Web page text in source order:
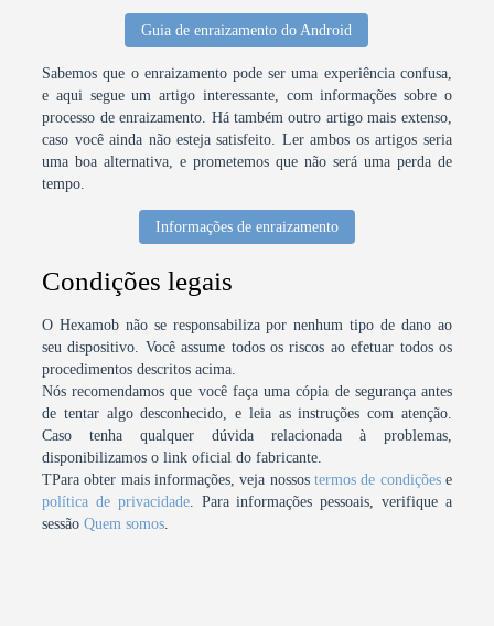
Guia de enraizamento do Android
Sabemos que o enraizamento pode ser uma experiência confusa,
e aqui segue um artigo interessante, com informações sobre o
processo de enraizamento. Há também outro artigo mais extenso,
caso você ainda não esteja satisfeito. Ler ambos os artigos seria
uma boa alternativa, e prometemos que não será uma perda de
tempo.
Informações de enraizamento
Condições legais
O Hexamob não se responsabiliza por nenhum tipo de dano ao
seu dispositivo. Você assume todos os riscos ao efetuar todos os
procedimentos descritos acima.
Nós recomendamos que você faça uma cópia de segurança antes
de tentar algo desconhecido, e leia as instruções com atenção.
Caso tenha qualquer dúvida relacionada à problemas,
disponibilizamos o link oficial do fabricante.
TPara obter mais informações, veja nossos termos de condiçõese
política de privacidade. Para informações pessoais, verifique a
sessãoQuem somos.